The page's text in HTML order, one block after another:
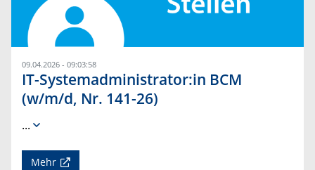
09.04.2026 - 09:03:58
IT-Systemadministrator:in BCM
(w/m/d, Nr. 141-26)
...
Mehr